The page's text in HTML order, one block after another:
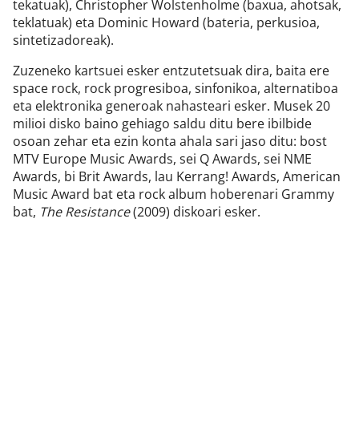
tekatuak), Christopher Wolstenholme (baxua, ahotsak,
teklatuak) eta Dominic Howard (bateria, perkusioa,
sintetizadoreak).
Zuzeneko kartsuei esker entzutetsuak dira, baita ere
space rock, rock progresiboa, sinfonikoa, alternatiboa
eta elektronika generoak nahasteari esker. Musek 20
milioi disko baino gehiago saldu ditu bere ibilbide
osoan zehar eta ezin konta ahala sari jaso ditu: bost
MTV Europe Music Awards, sei Q Awards, sei NME
Awards, bi Brit Awards, lau Kerrang! Awards, American
Music Award bat eta rock album hoberenari Grammy
bat, The Resistance(2009) diskoari esker.